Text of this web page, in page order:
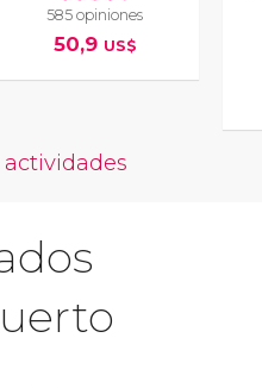
585 opiniones
50,9 US$